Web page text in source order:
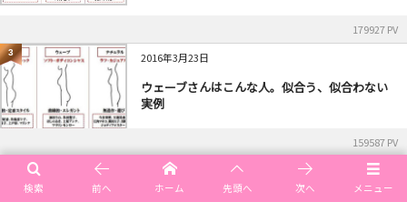
179927 PV
3 2016年3月23日
ウェーブさんはこんな人。似合う、似合わない
実例
159587 PV
2017年8月26日
メニュー
検索 前へ ホーム 先頭へ 次へ